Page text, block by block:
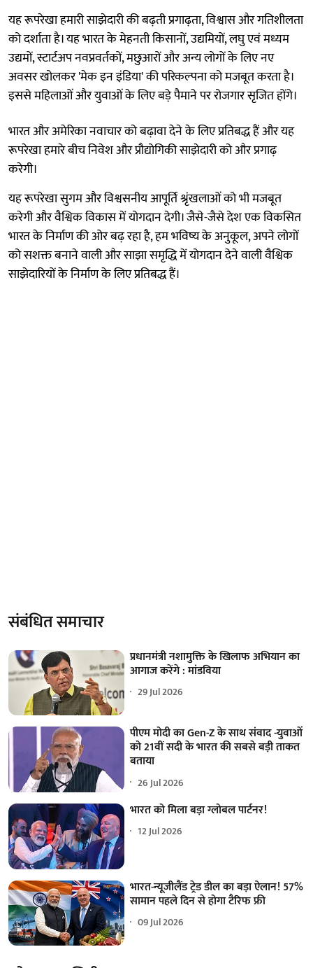
यह रूपरेखा हमारी साझेदारी की बढ़ती प्रगाढ़ता, विश्वास और गतिशीलता
को दर्शाता है। यह भारत के मेहनती किसानों, उद्यमियों, लघु एवं मध्यम
उद्यमों, स्टार्टअप नवप्रवर्तकों, मछुआरों और अन्य लोगों के लिए नए
अवसर खोलकर 'मेक इन इंडिया' की परिकल्पना को मजबूत करता है।
इससे महिलाओं और युवाओं के लिए बड़े पैमाने पर रोजगार सृजित होंगे।
भारत और अमेरिका नवाचार को बढ़ावा देने के लिए प्रतिबद्ध हैं और यह
रूपरेखा हमारे बीच निवेश और प्रौद्योगिकी साझेदारी को और प्रगाढ़
करेगी।
यह रूपरेखा सुगम और विश्वसनीय आपूर्ति श्रृंखलाओं को भी मजबूत
करेगी और वैश्विक विकास में योगदान देगी। जैसे-जैसे देश एक विकसित
भारत के निर्माण की ओर बढ़ रहा है, हम भविष्य के अनुकूल, अपने लोगों
को सशक्त बनाने वाली और साझा समृद्धि में योगदान देने वाली वैश्विक
साझेदारियों के निर्माण के लिए प्रतिबद्ध हैं।
संबंधित समाचार
प्रधानमंत्री नशामुक्ति के खिलाफ अभियान का
आगाज करेंगे : मांडविया
29 Jul 2026
पीएम मोदी का Gen-Z के साथ संवाद -युवाओं
को 21वीं सदी के भारत की सबसे बड़ी ताकत
बताया
26 Jul 2026
भारत को मिला बड़ा ग्लोबल पार्टनर!
12 Jul 2026
भारत-न्यूजीलैंड ट्रेड डील का बड़ा ऐलान! 57%
सामान पहले दिन से होगा टैरिफ फ्री
09 Jul 2026